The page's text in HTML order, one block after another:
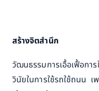
สร้างจิตสำนึก
วัฒนธรรมการเอื้อเฟื้อกา
วินัยในการใช้รถใช้ถนน เ